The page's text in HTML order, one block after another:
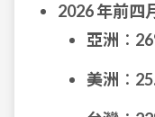
2026 年前四
亞洲 ：
美洲 ：